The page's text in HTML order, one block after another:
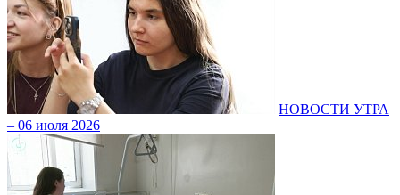
НОВОСТИ УТРА
– 06 июля 2026